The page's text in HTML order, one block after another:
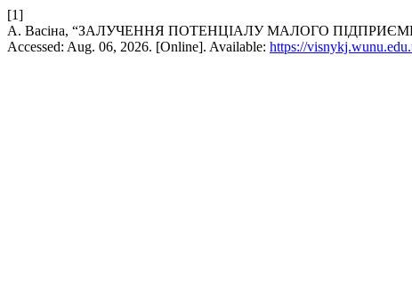
[1]
А. Васіна, “ЗАЛУЧЕННЯ ПОТЕНЦІАЛУ МАЛОГО
Accessed: Aug. 06, 2026. [Online]. Available: https://